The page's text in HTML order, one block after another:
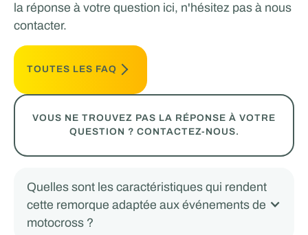
la réponse à votre question ici, n'hésitez pas à nous
contacter.
TOUTES LES FAQ
VOUS NE TROUVEZ PAS LA RÉPONSE À VOTRE
QUESTION ? CONTACTEZ-NOUS.
Quelles sont les caractéristiques qui rendent
cette remorque adaptée aux événements de
motocross ?